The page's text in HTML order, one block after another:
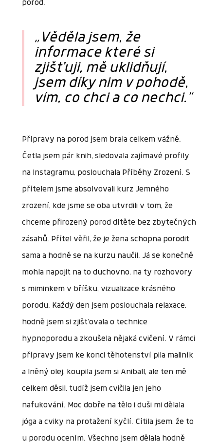
porod.
„ Věděla jsem, že
informace které si
zjišťuji, mě uklidňují,
jsem díky nim v pohodě,
vím, co chci a co nechci. “
Přípravy na porod jsem brala celkem vážně.
Četla jsem pár knih, sledovala zajímavé profily
na Instagramu, poslouchala Příběhy Zrození. S
přítelem jsme absolvovali kurz Jemného
zrození, kde jsme se oba utvrdili v tom, že
chceme přirozený porod dítěte bez zbytečných
zásahů. Přítel věřil, že je žena schopna porodit
sama a hodně se na kurzu naučil. Já se konečně
mohla napojit na to duchovno, na ty rozhovory
s miminkem v bříšku, vizualizace krásného
porodu. Každý den jsem poslouchala relaxace,
hodně jsem si zjišťovala o technice
hypnoporodu a zkoušela nějaká cvičení. V rámci
přípravy jsem ke konci těhotenství pila maliník
a lněný olej, koupila jsem si Aniball, ale ten mě
celkem děsil, tudíž jsem cvičila jen jeho
nafukování. Moc dobře na tělo i duši mi dělala
jóga a cviky na protažení kyčlí. Cítila jsem, že to
u porodu ocením. Všechno jsem dělala hodně